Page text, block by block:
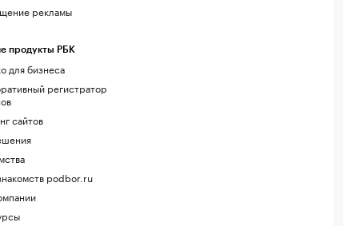
рекламы
продукты РБК
для бизнеса
регистратор
сайтов
podbor.ru